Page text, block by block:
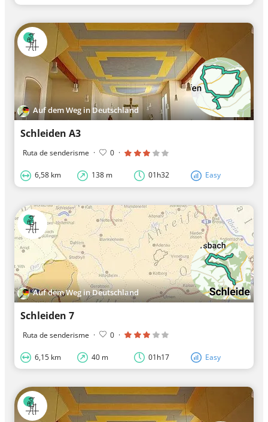
Auf dem Weg in Deutschland
Schleiden A3
Ruta de senderisme · 0 ·
6,58 km 138 m 01h32 Easy
Auf dem Weg in Deutschland
Schleiden 7
Ruta de senderisme · 0 ·
6,15 km 40 m 01h17 Easy